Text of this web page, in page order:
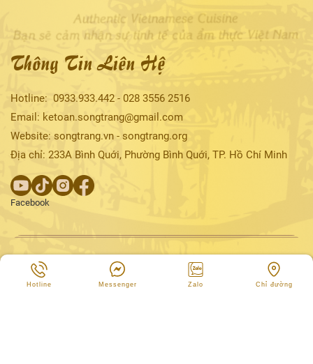
Thông Tin Liên Hệ
Hotline: 0933.933.442 - 028 3556 2516
Email: ketoan.songtrang@gmail.com
Website: songtrang.vn - songtrang.org
Địa chỉ: 233A Bình Quới, Phường Bình Quới, TP. Hồ Chí Minh
Facebook
Hotline Messenger Zalo Chỉ đường